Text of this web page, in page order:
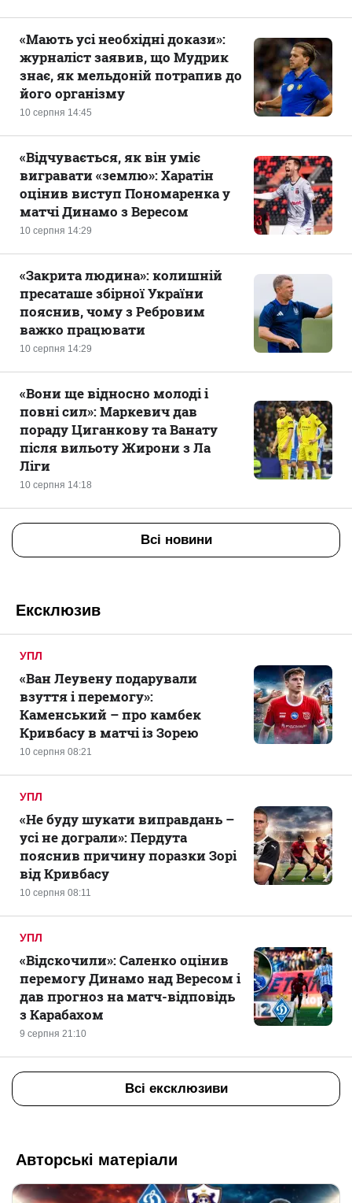
10 серпня 14:45
«Мають усі необхідні докази»:
журналіст заявив, що Мудрик
знає, як мельдоній потрапив до
його організму
10 серпня 14:29
«Відчувається, як він уміє
вигравати «землю»: Харатін
оцінив виступ Пономаренка у
матчі Динамо з Вересом
10 серпня 14:29
«Закрита людина»: колишній
пресаташе збірної України
пояснив, чому з Ребровим
важко працювати
10 серпня 14:18
«Вони ще відносно молоді і
повні сил»: Маркевич дав
пораду Циганкову та Ванату
після вильоту Жирони з Ла
Ліги
Всі новини
Ексклюзив
УПЛ
10 серпня 08:21
«Ван Леувену подарували
взуття і перемогу»:
Каменський – про камбек
Кривбасу в матчі із Зорею
УПЛ
10 серпня 08:11
«Не буду шукати виправдань –
усі не дограли»: Пердута
пояснив причину поразки Зорі
від Кривбасу
УПЛ
9 серпня 21:10
«Відскочили»: Саленко оцінив
перемогу Динамо над Вересом і
дав прогноз на матч-відповідь
з Карабахом
Всі ексклюзиви
Авторські матеріали